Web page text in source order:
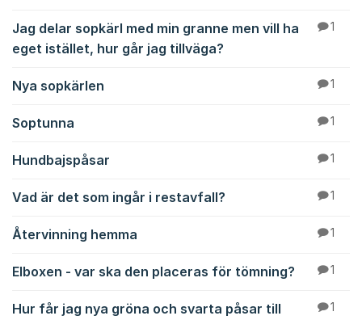
Jag delar sopkärl med min granne men vill ha
eget istället, hur går jag tillväga?
1
Nya sopkärlen 1
Soptunna 1
Hundbajspåsar 1
Vad är det som ingår i restavfall? 1
Återvinning hemma 1
Elboxen - var ska den placeras för tömning? 1
Hur får jag nya gröna och svarta påsar till
1